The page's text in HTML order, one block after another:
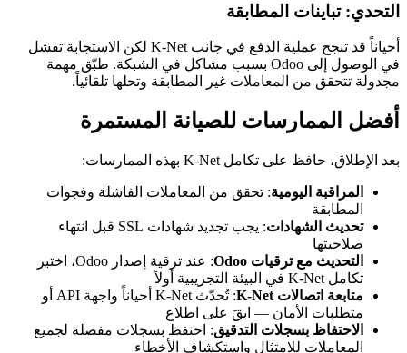
التحدي: تباينات المطابقة
أحياناً قد تنجح عملية الدفع في جانب K-Net لكن الاستجابة تفشل
في الوصول إلى Odoo بسبب مشاكل في الشبكة. طبّق مهمة
مجدولة تتحقق من المعاملات غير المطابقة وتحلها تلقائياً.
أفضل الممارسات للصيانة المستمرة
بعد الإطلاق، حافظ على تكامل K-Net بهذه الممارسات:
المراقبة اليومية: تحقق من المعاملات الفاشلة وفجوات
المطابقة
تحديث الشهادات
: يجب تجديد شهادات SSL قبل انتهاء
صلاحيتها
التحديث مع ترقيات Odoo
: عند ترقية إصدار Odoo، اختبر
تكامل K-Net في البيئة التجريبية أولاً
متابعة اتصالات K-Net
: تُحدّث K-Net أحياناً واجهة API أو
متطلبات الأمان — ابقَ على اطلاع
الاحتفاظ بسجلات التدقيق: احتفظ بسجلات مفصلة لجميع
المعاملات للامتثال واستكشاف الأخطاء